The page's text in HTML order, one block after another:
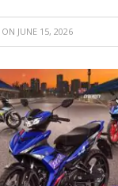
ON JUNE 15, 2026